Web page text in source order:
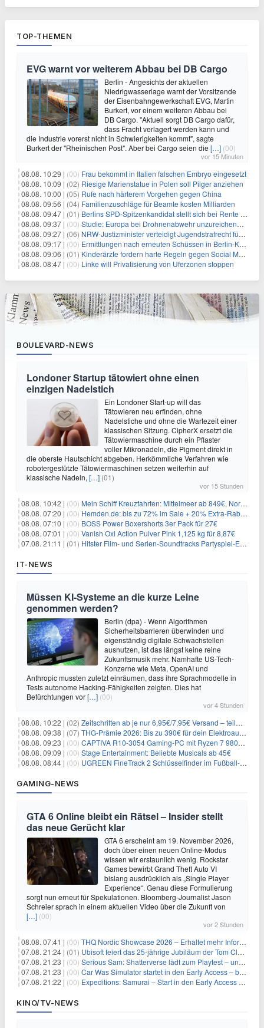
TOP-THEMEN
EVG warnt vor weiterem Abbau bei DB Cargo
Berlin - Angesichts der aktuellen
Niedrigwasserlage warnt der Vorsitzende
der Eisenbahngewerkschaft EVG, Martin
Burkert, vor einem weiteren Abbau bei
DB Cargo. "Aktuell sorgt DB Cargo dafür,
dass Fracht verlagert werden kann und
die Industrie vorerst nicht in Schwierigkeiten kommt", sagte
Burkert der "Rheinischen Post". Aber bei Cargo seien die […] (00)
vor 15 Minuten
08.08. 10:29 | (00) Frau bekommt in Italien falschen Embryo eingesetzt
08.08. 10:09 | (02) Riesige Marienstatue in Polen soll Pilger anziehen
08.08. 10:00 | (05) Rufe nach härterem Vorgehen gegen China
08.08. 09:56 | (04) Familienzuschläge für Beamte kosten Milliarden
08.08. 09:47 | (01) Berlins SPD-Spitzenkandidat stellt sich bei Rente mit 63 quer
08.08. 09:37 | (00) Studie: Europa bei Drohnenabwehr unzureichend vorbereitet
08.08. 09:27 | (06) NRW-Justizminister verteidigt Jugendstrafrecht für Heranwachsende
08.08. 09:17 | (00) Ermittlungen nach erneuten Schüssen in Berlin-Kreuzberg dauern an
08.08. 09:06 | (01) Kinderärzte fordern harte Regeln gegen Social Media
08.08. 08:47 | (00) Linke will Privatisierung von Uferzonen stoppen
BOULEVARD-NEWS
Londoner Startup tätowiert ohne einen
einzigen Nadelstich
Ein Londoner Start-up will das
Tätowieren neu erfinden, ohne
Nadelstiche und ohne die Wartezeit einer
klassischen Sitzung. CipherX ersetzt die
Tätowiermaschine durch ein Pflaster
voller Mikronadeln, die Pigment direkt in
die oberste Hautschicht abgeben. Herkömmliche Verfahren wie
robotergestützte Tätowiermaschinen setzen weiterhin auf
klassische Nadeln, […] (01)
vor 15 Stunden
08.08. 10:42 | (00) Mein Schiff Kreuzfahrten: Mittelmeer ab 849€, Norwegen ab 999€ p.P.
08.08. 07:20 | (00) Hemden.de: bis zu 72% im Sale + 20% Extra-Rabatt dank Gutschein
08.08. 07:10 | (00) BOSS Power Boxershorts 3er Pack für 27€
08.08. 07:01 | (00) Vanish Oxi Action Pulver Pink 1,125 kg für 8,87€
07.08. 21:11 | (01) Hitster Film- und Serien-Soundtracks Partyspiel-Erweiterung für 6,99€
IT-NEWS
Müssen KI-Systeme an die kurze Leine
genommen werden?
Berlin (dpa) - Wenn Algorithmen
Sicherheitsbarrieren überwinden und
eigenständig digitale Schwachstellen
ausnutzen, ist das längst keine reine
Zukunftsmusik mehr. Namhafte US-Tech-
Konzerne wie Meta, OpenAI und
Anthropic mussten zuletzt einräumen, dass ihre Sprachmodelle in
Tests autonome Hacking-Fähigkeiten zeigten. Dies hat
Befürchtungen vor[…] (00)
vor 4 Stunden
08.08. 10:22 | (02) Zeitschriften ab je nur 6,95€/7,95€ Versand – teilweise selbstkündigend!
08.08. 09:38 | (07) THG-Prämie 2026: Bis zu 390€ für dein Elektroauto mit geld-fuer-eAuto.de
08.08. 09:23 | (00) CAPTIVA R10-3054 Gaming-PC mit Ryzen 7 9800X3D und RTX 5080 für 2.599€
08.08. 09:09 | (00) Stage Entertainment: Beliebte Musicals ab 45€
08.08. 08:44 | (00) UGREEN FineTrack 2 Schlüsselfinder im Fußball-Design für 10,98€
GAMING-NEWS
GTA 6 Online bleibt ein Rätsel – Insider stellt
das neue Gerücht klar
GTA 6 erscheint am 19. November 2026,
doch über einen neuen Online-Modus
wissen wir erstaunlich wenig. Rockstar
Games bewirbt Grand Theft Auto VI
bislang ausdrücklich als „Single Player
Experience“. Genau diese Formulierung
sorgt nun erneut für Spekulationen. Bloomberg-Journalist Jason
Schreier sprach in einem aktuellen Video über die Zukunft von
[…] (00)
vor 2 Stunden
08.08. 07:41 | (00) THQ Nordic Showcase 2026 – Erhaltet mehr Informationen
07.08. 21:24 | (01) Ubisoft feiert das 25-jährige Jubiläum der Tom Clancy’s Ghost Recon-Reihe
07.08. 21:23 | (00) Serious Sam: Shatterverse lädt zum Playtest – und erscheint schon bald!
07.08. 21:23 | (00) Car Was Simulator startet in den Early Access – bald gehts los!
07.08. 21:22 | (00) Expeditions: Samurai – Start in den Early Access ab heute im feudalen Japan
KINO/TV-NEWS